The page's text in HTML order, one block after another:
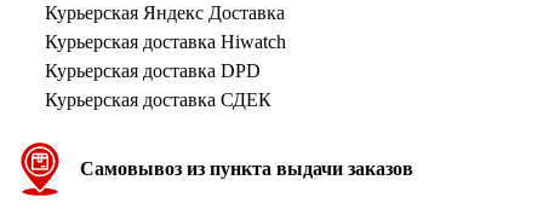
Курьерская Яндекс Доставка
Курьерская доставка Hiwatch
Курьерская доставка DPD
Курьерская доставка СДЕК
Самовывоз из пункта выдачи заказов